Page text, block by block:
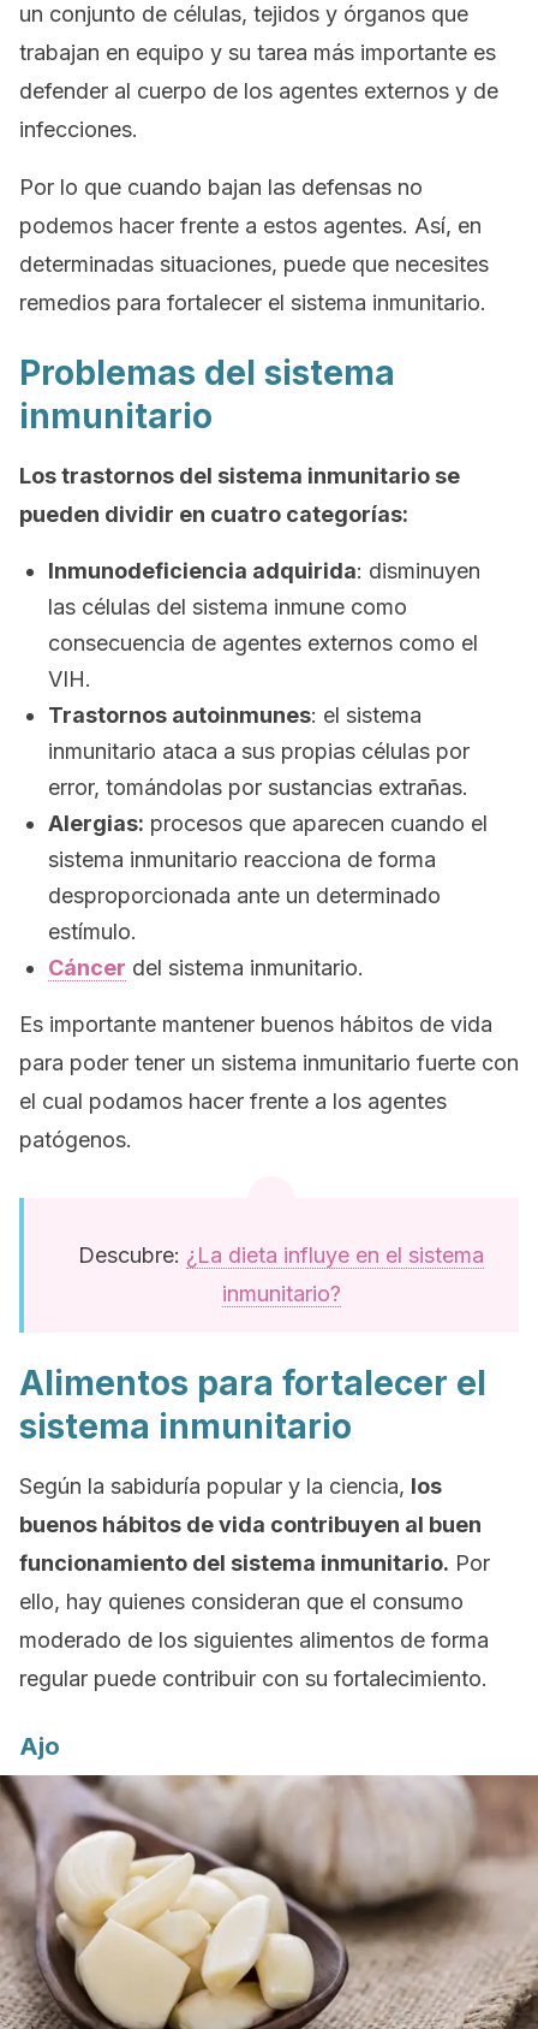
un conjunto de células, tejidos y órganos que
trabajan en equipo y su tarea más importante es
defender al cuerpo de los agentes externos y de
infecciones.
Por lo que cuando bajan las defensas no
podemos hacer frente a estos agentes. Así, en
determinadas situaciones, puede que necesites
remedios para fortalecer el sistema inmunitario.
Problemas del sistema
inmunitario
Los trastornos del sistema inmunitario se
pueden dividir en cuatro categorías:
Inmunodeficiencia adquirida: disminuyen
las células del sistema inmune como
consecuencia de agentes externos como el
VIH.
Trastornos autoinmunes: el sistema
inmunitario ataca a sus propias células por
error, tomándolas por sustancias extrañas.
Alergias: procesos que aparecen cuando el
sistema inmunitario reacciona de forma
desproporcionada ante un determinado
estímulo.
Cáncer del sistema inmunitario.
Es importante mantener buenos hábitos de vida
para poder tener un sistema inmunitario fuerte con
el cual podamos hacer frente a los agentes
patógenos.
Descubre: ¿La dieta influye en el sistema
inmunitario?
Alimentos para fortalecer el
sistema inmunitario
Según la sabiduría popular y la ciencia, los
buenos hábitos de vida contribuyen al buen
funcionamiento del sistema inmunitario. Por
ello, hay quienes consideran que el consumo
moderado de los siguientes alimentos de forma
regular puede contribuir con su fortalecimiento.
Ajo